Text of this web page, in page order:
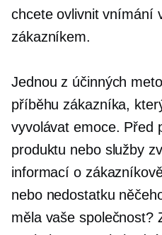
chcete ovlivnit vnímání
zákazníkem.
Jednou z účinných
příběhu zákazníka,
vyvolávat emoce. Před
produktu nebo služby
informací o
nebo nedostatku
měla vaše společnost?